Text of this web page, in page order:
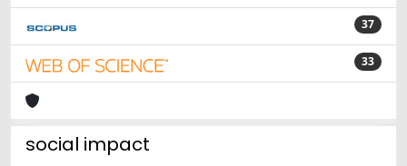
37
33
social impact